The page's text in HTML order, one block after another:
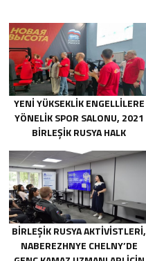
YENI YÜKSEKLIK ENGELLILERE
YÖNELIK SPOR SALONU, 2021
BIRLEŞIK RUSYA HALK
SARATOV’DA AÇILDI
BIRLEŞIK RUSYA AKTIVISTLERI,
NABEREZHNYE CHELNY’DE